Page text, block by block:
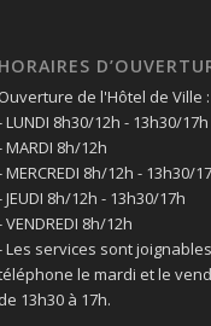
HORAIRES
Ouverture de l'Hôtel de Ville :
LUNDI 8h30/12h - 13h30/17h
MARDI 8h/12h
MERCREDI 8h/12h - 13h30/
JEUDI 8h/12h - 13h30/17h
VENDREDI 8h/12h
Les services sont
le mardi et le
de 13h30 à 17h.